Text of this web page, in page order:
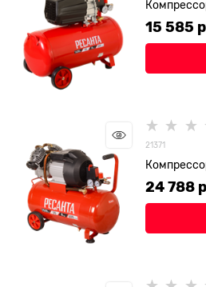
15 585
21371
24 788